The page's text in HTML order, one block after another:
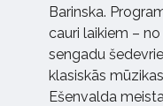
Barinska.
cauri laikiem –
sengadu
klasiskās
Ešenvalda